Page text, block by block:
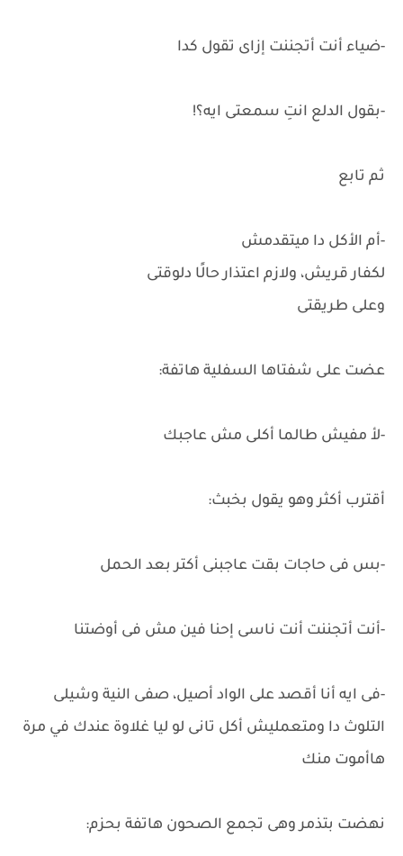
-ضياء أنت أتجننت إزاى تقول كدا
-بقول الدلع انتِ سمعتى ايه؟!
ثم تابع
-‏أم الأكل دا ميتقدمش
لكفار قريش، ولازم اعتذار حالًا دلوقتى
وعلى طريقتى
عضت على شفتاها السفلية هاتفة:
-لأ مفيش طالما أكلى مش عاجبك
أقترب أكثر وهو يقول بخبث:
-بس فى حاجات بقت عاجبنى أكتر بعد الحمل
-أنت أتجننت أنت ناسى إحنا فين مش فى أوضتنا
-فى ايه أنا أقصد على الواد أصيل، صفى النية وشيلى
التلوث دا ومتعمليش أكل تانى لو ليا غلاوة عندك في مرة
هاأموت منك
نهضت بتذمر وهى تجمع الصحون هاتفة بحزم: